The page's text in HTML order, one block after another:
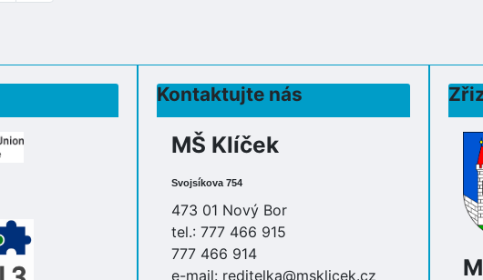
Kontaktujte nás
MŠ Klíček
Svojsíkova 754
473 01 Nový Bor
tel.: 777 466 915
777 466 914
e-mail: reditelka@msklicek.cz